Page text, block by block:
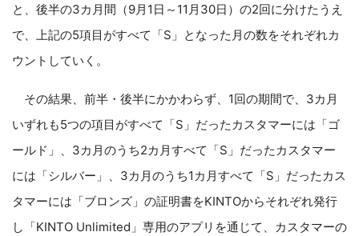
と、後半の3カ月間（9月1日～11月30日）の2回に分けたうえ
で、上記の5項目がすべて「S」となった月の数をそれぞれカ
ウントしていく。
その結果、前半・後半にかかわらず、1回の期間で、3カ月
いずれも5つの項目がすべて「S」だったカスタマーには「ゴ
ールド」、3カ月のうち2カ月すべて「S」だったカスタマー
には「シルバー」、3カ月のうち1カ月すべて「S」だったカス
タマーには「ブロンズ」の証明書をKINTOからそれぞれ発行
し「KINTO Unlimited」専用のアプリを通じて、カスタマーの